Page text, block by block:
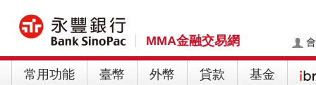
MMA金融交易網
常用功能 臺幣 外幣 貸款 基金